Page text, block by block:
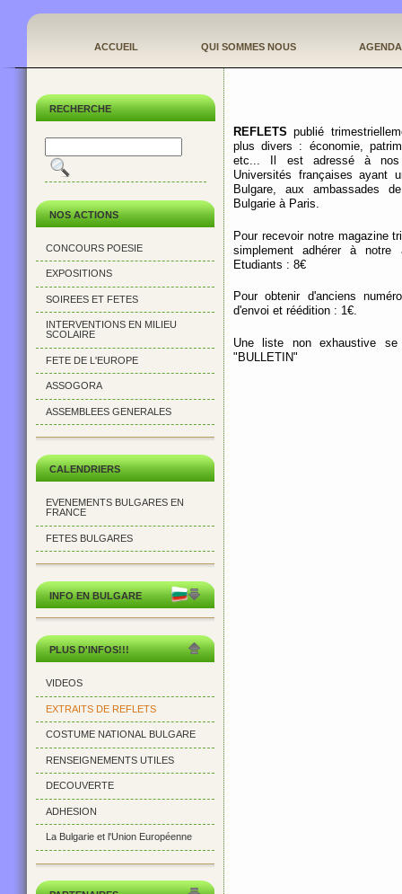
REFLETSpublié
plus divers : économie,
etc... Il est adressé à nos
Universités françaises ayant
Bulgare, aux ambassades
Bulgarie à Paris.
Pour recevoir notre magazine
simplement adhérer à
Etudiants : 8€
Pour obtenir d'anciens
d'envoi et réédition : 1€.
Une liste non exhaustive
"BULLETIN"
ACCUEIL QUI SOMMES NOUS AGENDA
RECHERCHE
NOS ACTIONS
CONCOURS POESIE
EXPOSITIONS
SOIREES ET FETES
INTERVENTIONS EN MILIEU
SCOLAIRE
FETE DE L'EUROPE
ASSOGORA
ASSEMBLEES GENERALES
CALENDRIERS
EVENEMENTS BULGARES EN
FRANCE
FETES BULGARES
INFO EN BULGARE
PLUS D'INFOS!!!
VIDEOS
EXTRAITS DE REFLETS
COSTUME NATIONAL BULGARE
RENSEIGNEMENTS UTILES
DECOUVERTE
ADHESION
La Bulgarie et l'Union Européenne